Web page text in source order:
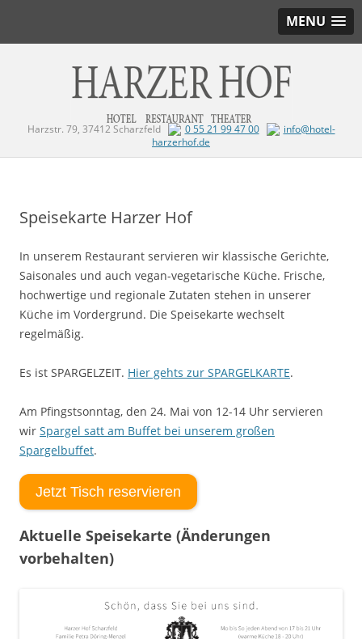
MENU
Harzstr. 79, 37412 Scharzfeld 0 55 21 99 47 00
info@hotel-
harzerhof.de
Speisekarte Harzer Hof
In unserem Restaurant servieren wir klassische Gerichte,
Saisonales und auch vegan-vegetarische Küche. Frische,
hochwertige und regionale Zutaten stehen in unserer
Küche im Vordergrund. Die Speisekarte wechselt
regelmäßig.
Es ist SPARGELZEIT. Hier gehts zur SPARGELKARTE.
Am Pfingstsonntag, den 24. Mai von 12-14 Uhr servieren
wir Spargel satt am Buffet bei unserem großen
Spargelbuffet.
Jetzt Tisch reservieren
Aktuelle Speisekarte (Änderungen
vorbehalten)